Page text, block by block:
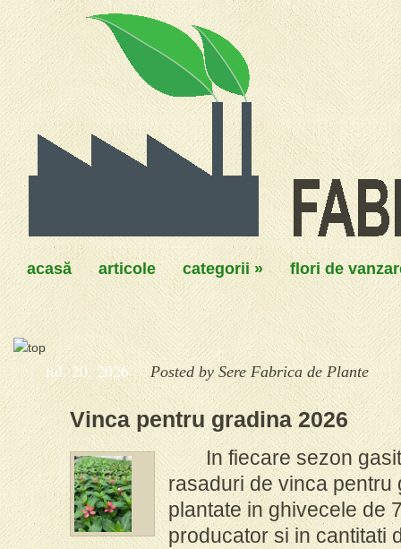
acasă articole categorii» flori de
iul. 20, 2026 Posted by Sere Fabrica de Plante
Vinca pentru gradina 2026
In fiecare sezon gasiti
rasaduri de vinca pentru
plantate in ghivecele de
producator si in cantitati